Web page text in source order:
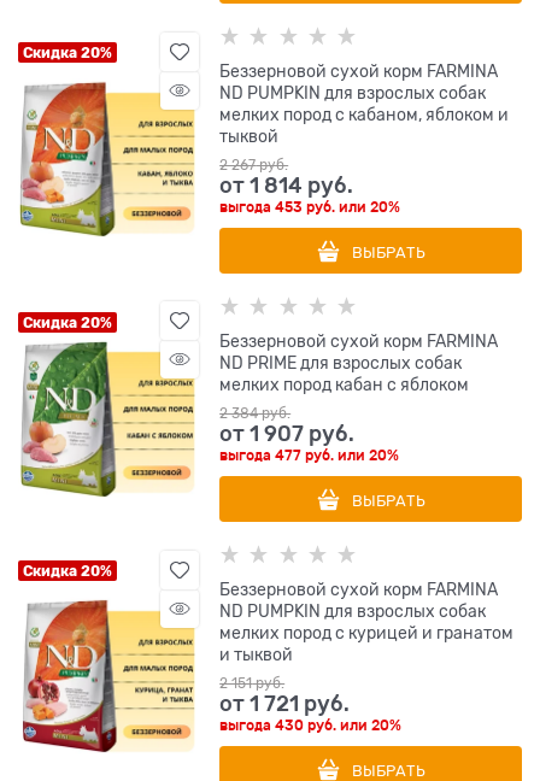
Скидка 20%
Беззерновой cухой корм FARMINA
ND PUMPKIN для взрослых собак
мелких пород с кабаном, яблоком и
тыквой
2 267 руб.
от1 814 руб.
выгода453 руб. или20%
ВЫБРАТЬ
Скидка 20%
Беззерновой cухой корм FARMINA
ND PRIME для взрослых собак
мелких пород кабан с яблоком
2 384 руб.
от1 907 руб.
выгода477 руб. или20%
ВЫБРАТЬ
Скидка 20%
Беззерновой cухой корм FARMINA
ND PUMPKIN для взрослых собак
мелких пород с курицей и гранатом
и тыквой
2 151 руб.
от1 721 руб.
выгода430 руб. или20%
ВЫБРАТЬ